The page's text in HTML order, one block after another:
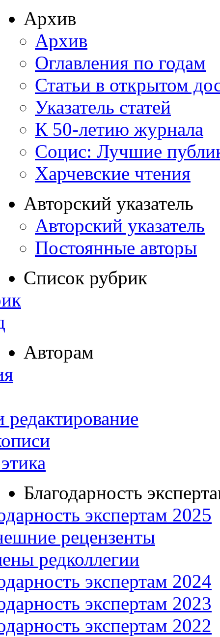
Архив
Архив
Оглавления по годам
Статьи в открытом
Указатель статей
К 50-летию журнала
Социс: Лучшие
Харчевские чтения
Авторский указатель
Авторский указатель
Постоянные авторы
Список рубрик
Авторам
редактирование
Благодарность
экспертам 2025
рецензенты
редколлегии
экспертам 2024
экспертам 2023
экспертам 2022